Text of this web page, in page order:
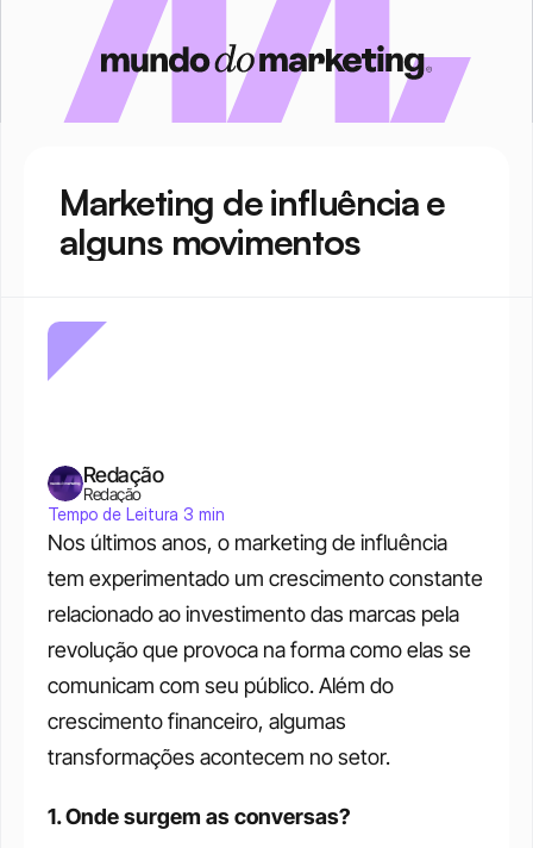
Marketing de influência e
alguns movimentos
Nos últimos anos, o marketing de influência
tem experimentado um crescimento constante
relacionado ao investimento das marcas pela
revolução que provoca na forma como elas se
comunicam com seu público. Além do
crescimento financeiro, algumas
transformações acontecem no setor.
1. Onde surgem as conversas?
Redação
Redação
Tempo de Leitura 3 min